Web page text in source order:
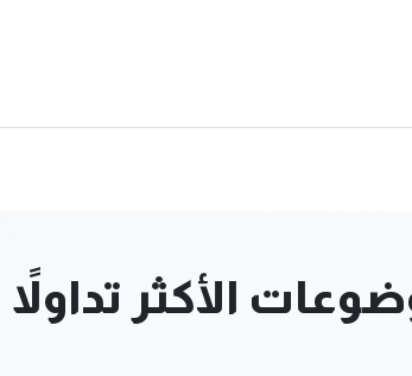
الأكثر تداولاً